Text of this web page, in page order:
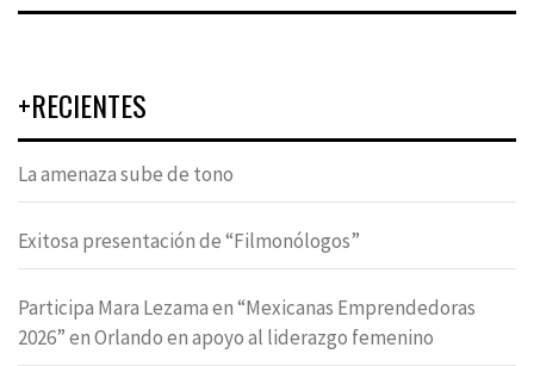
+RECIENTES
La amenaza sube de tono
Exitosa presentación de “Filmonólogos”
Participa Mara Lezama en “Mexicanas Emprendedoras
2026” en Orlando en apoyo al liderazgo femenino